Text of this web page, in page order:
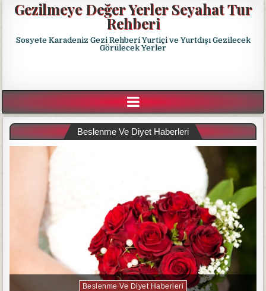
Gezilmeye Değer Yerler Seyahat Tur
Rehberi
Sosyete Karadeniz Gezi Rehberi Yurtiçi ve Yurtdışı Gezilecek
Görülecek Yerler
Beslenme Ve Diyet Haberleri
Beslenme Ve Diyet Haberleri